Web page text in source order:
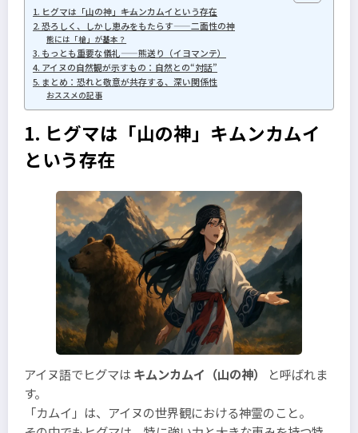
1. ヒグマは「山の神」――キムンカムイという存在
2. 恐ろしく、しかし恵みをもたらす——二面性の神
熊には「槍」が基本？
3. もっとも重要な儀礼——熊送り（イヨマンテ）
4. アイヌの自然観が示すもの：自然との“対話”
5. まとめ：恐れと敬意が共存する、深い関係性
おススメの記事
1. ヒグマは「山の神」――キムンカムイ
という存在
アイヌ語でヒグマは キムンカムイ（山の神）
と呼ばれま
す。
「カムイ」は、アイヌの世界観における神霊のこと。